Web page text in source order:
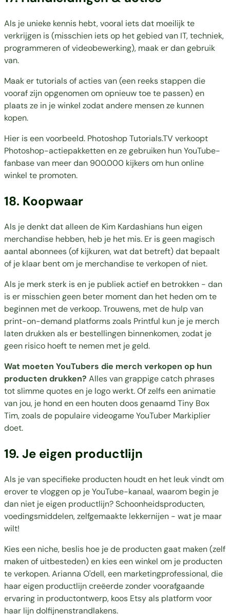
Als je unieke kennis hebt, vooral iets dat moeilijk te
verkrijgen is (misschien iets op het gebied van IT, techniek,
programmeren of videobewerking), maak er dan gebruik
van.
Maak er tutorials of acties van (een reeks stappen die
vooraf zijn opgenomen om opnieuw toe te passen) en
plaats ze in je winkel zodat andere mensen ze kunnen
kopen.
Hier is een voorbeeld. Photoshop Tutorials.TV verkoopt
Photoshop-actiepakketten en ze gebruiken hun YouTube-
fanbase van meer dan 900.000 kijkers om hun online
winkel te promoten.
18. Koopwaar
Als je denkt dat alleen de Kim Kardashians hun eigen
merchandise hebben, heb je het mis. Er is geen magisch
aantal abonnees (of kijkuren, wat dat betreft) dat bepaalt
of je klaar bent om je merchandise te verkopen of niet.
Als je merk sterk is en je publiek actief en betrokken - dan
is er misschien geen beter moment dan het heden om te
beginnen met de verkoop. Trouwens, met de hulp van
print-on-demand platforms zoals Printful kun je je merch
laten drukken als er bestellingen binnenkomen, zodat je
geen risico hoeft te nemen met je geld.
Wat moeten YouTubers die merch verkopen op hun
producten drukken? Alles van grappige catch phrases
tot slimme quotes en je logo werkt. Of zelfs een animatie
van jou, je hond en een houten doos genaamd Tiny Box
Tim, zoals de populaire videogame YouTuber Markiplier
doet.
19. Je eigen productlijn
Als je van specifieke producten houdt en het leuk vindt om
erover te vloggen op je YouTube-kanaal, waarom begin je
dan niet je eigen productlijn? Schoonheidsproducten,
voedingsmiddelen, zelfgemaakte lekkernijen - wat je maar
wilt!
Kies een niche, beslis hoe je de producten gaat maken (zelf
maken of uitbesteden) en kies een winkel om je producten
te verkopen. Arianna O'dell, een marketingprofessional, die
haar eigen productlijn creëerde zonder voorafgaande
ervaring in productontwerp, koos Etsy als platform voor
haar lijn dolfijnenstrandlakens.